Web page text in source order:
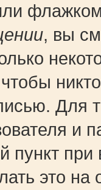
, вы
Для
и
пункт
это